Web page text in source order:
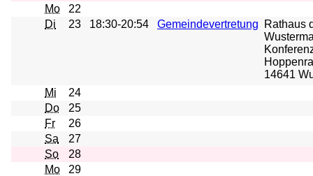
Mo
22
Di
23 18:30-20:54 Gemeindevertretung
Rathaus
14641
Mi
24
Do
25
Fr
26
Sa
27
So
28
Mo
29